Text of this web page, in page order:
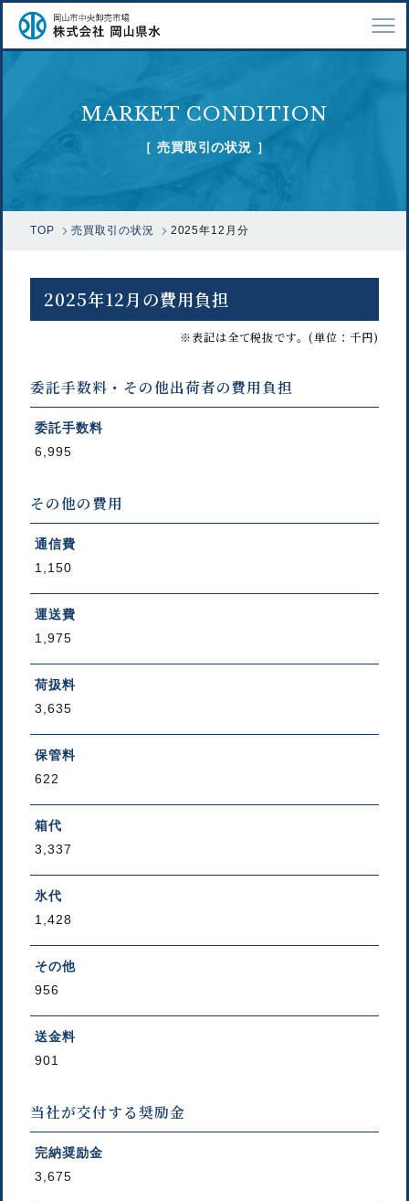
お問い合わせ
MARKET CONDITION
［ 売買取引の状況 ］
TOP 売買取引の状況 2025年12月分
2025年12月の費用負担
※表記は全て税抜です。(単位：千円)
委託手数料・その他出荷者の費用負担
委託手数料
6,995
その他の費用
通信費
1,150
運送費
1,975
荷扱料
3,635
保管料
622
箱代
3,337
氷代
1,428
その他
956
送金料
901
当社が交付する奨励金
完納奨励金
3,675